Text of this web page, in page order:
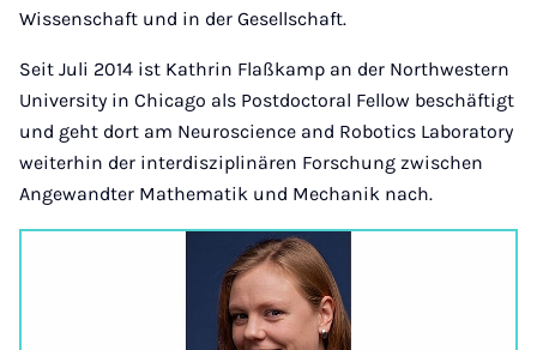
Wissenschaft und in der Gesellschaft.
Seit Juli 2014 ist Kathrin Flaßkamp an der Northwestern
University in Chicago als Postdoctoral Fellow beschäftigt
und geht dort am Neuroscience and Robotics Laboratory
weiterhin der interdisziplinären Forschung zwischen
Angewandter Mathematik und Mechanik nach.